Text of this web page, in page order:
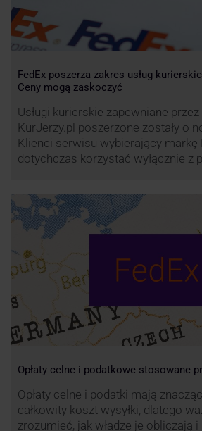
FedEx poszerza zakres usług
Ceny mogą zaskoczyć
Usługi kurierskie zapewniane
KurJerzy.pl poszerzone zostały o
Klienci serwisu wybierający markę
dotychczas korzystać wyłącznie z
zdecydowanie szersze. FedEx na
zapewnia również przesyłki
Opłaty celne i podatkowe stosowane
Opłaty celne i podatki mają
całkowity koszt wysyłki, dlatego
zrozumieć, jak władze je obliczają